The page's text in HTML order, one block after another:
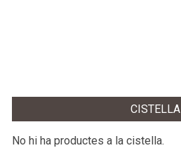
CISTELLA
No hi ha productes a la cistella.